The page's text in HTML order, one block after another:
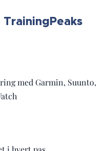
med Garmin, Suunto,